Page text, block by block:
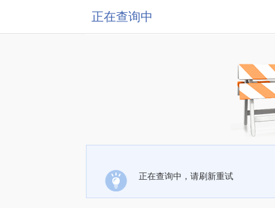
正在查询中
正在查询中，请刷新重试